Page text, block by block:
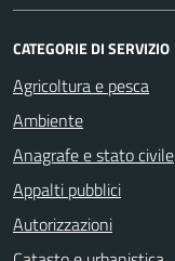
CATEGORIE DI SERVIZIO
Agricoltura e pesca
Ambiente
Anagrafe e stato civile
Appalti pubblici
Autorizzazioni